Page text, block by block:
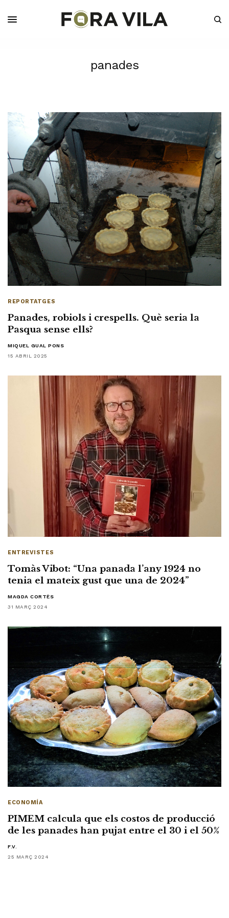
panades
REPORTATGES
Panades, robiols i crespells. Què seria la
Pasqua sense ells?
MIQUEL GUAL PONS
15 ABRIL 2025
ENTREVISTES
Tomàs Vibot: “Una panada l’any 1924 no
tenia el mateix gust que una de 2024”
MAGDA CORTÈS
31 MARÇ 2024
ECONOMÍA
PIMEM calcula que els costos de producció
de les panades han pujat entre el 30 i el 50%
F.V.
25 MARÇ 2024